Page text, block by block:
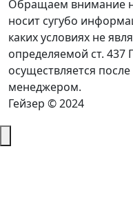
Обращаем внимание
носит сугубо
каких условиях не
определяемой ст. 437
осуществляется
менеджером.
Гейзер © 2024